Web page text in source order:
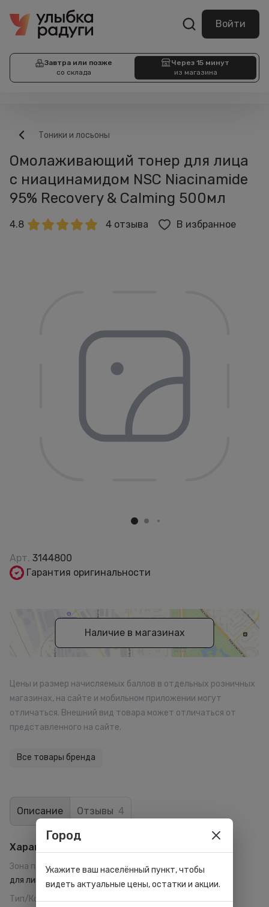
Войти
Завтра или позже
со склада
Через 15 минут
из магазина
Тоники и лосьоны
Омолаживающий тонер для лица
с ниацинамидом NSC Niacinamide
95% Recovery & Calming 500мл
4.8 4 отзыва В избранное
Арт. 3144800
Гарантия оригинальности
Наличие в магазинах
Цены и размер начисляемых баллов в отдельных розничных
магазинах, на сайте и мобильном приложении могут
отличаться. Внешний вид товара может отличаться от
представленного на сайте.
Все товары бренда
Описание Отзывы 4
Характеристики
Зона применения:
для лица
Тип/Консистенция:
Город
Укажите ваш населённый пункт, чтобы
видеть актуальные цены, остатки и акции.